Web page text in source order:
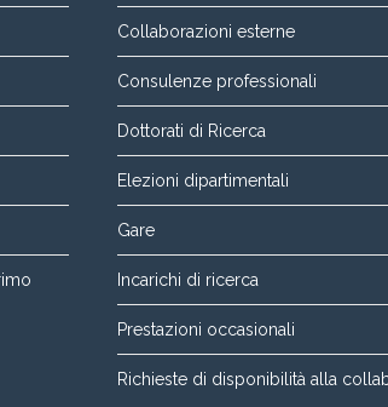
Collaborazioni esterne
Consulenze professionali
Dottorati di Ricerca
Elezioni dipartimentali
Gare
Incarichi di ricerca
Prestazioni occasionali
Richieste di disponibilità alla